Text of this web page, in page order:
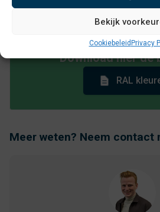
Bekijk
Cookiebeleid Privacy
Download hier de
RAL
Meer weten? Neem contact